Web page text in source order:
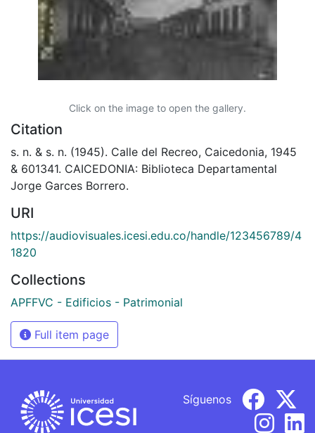
Click on the image to open the gallery.
Citation
s. n. & s. n. (1945). Calle del Recreo, Caicedonia, 1945
& 601341. CAICEDONIA: Biblioteca Departamental
Jorge Garces Borrero.
URI
https://audiovisuales.icesi.edu.co/handle/123456789/4
1820
Collections
APFFVC - Edificios - Patrimonial
Full item page
Síguenos